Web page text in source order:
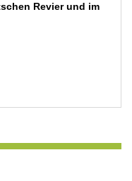
Revier und im